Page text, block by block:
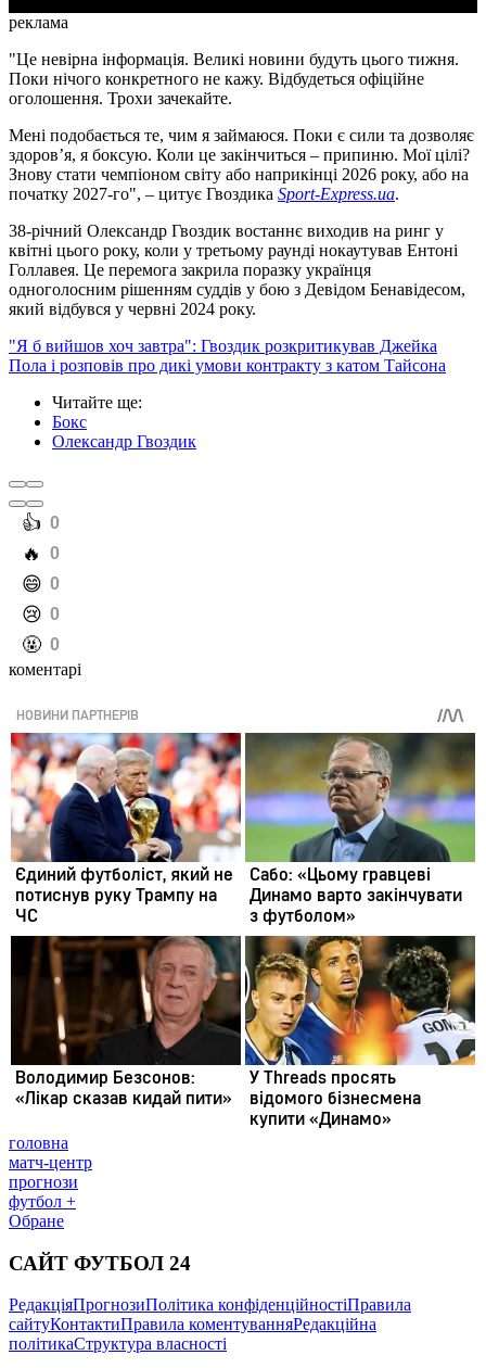
реклама
"Це невірна інформація. Великі новини будуть цього тижня.
Поки нічого конкретного не кажу. Відбудеться офіційне
оголошення. Трохи зачекайте.
Мені подобається те, чим я займаюся. Поки є сили та дозволяє
здоров’я, я боксую. Коли це закінчиться – припиню. Мої цілі?
Знову стати чемпіоном світу або наприкінці 2026 року, або на
початку 2027-го", – цитує Гвоздика Sport-Express.ua.
38-річний Олександр Гвоздик востаннє виходив на ринг у
квітні цього року, коли у третьому раунді нокаутував Ентоні
Голлавея. Це перемога закрила поразку українця
одноголосним рішенням суддів у бою з Девідом Бенавідесом,
який відбувся у червні 2024 року.
"Я б вийшов хоч завтра": Гвоздик розкритикував Джейка
Пола і розповів про дикі умови контракту з катом Тайсона
Читайте ще:
Бокс
Олександр Гвоздик
️👍 0
️🔥 0
️😄 0
️😢 0
️🤬 0
коментарі
головна
матч-центр
прогнози
футбол +
Обране
САЙТ ФУТБОЛ 24
РедакціяПрогнозиПолітика конфіденційностіПравила
сайтуКонтактиПравила коментуванняРедакційна
політикаСтруктура власності